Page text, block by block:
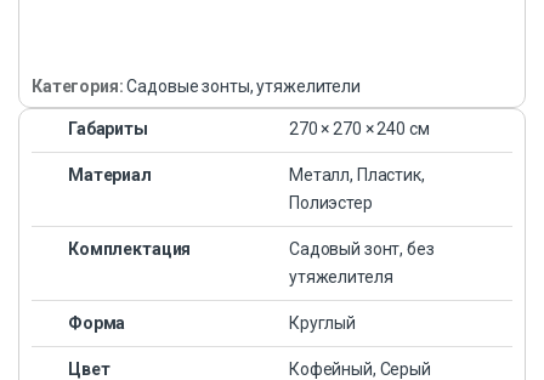
Категория:Садовые зонты, утяжелители
Габариты 270 × 270 × 240 см
Материал
Металл, Пластик,
Полиэстер
Комплектация
Садовый зонт, без
утяжелителя
Форма Круглый
Цвет Кофейный, Серый